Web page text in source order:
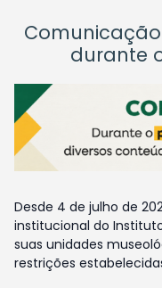
durante
Desde 4 de julho de
institucional do
suas unidades
restrições